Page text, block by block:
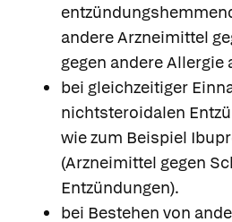
andere Arzneimittel
gegen andere
bei gleichzeitiger
nichtsteroidalen
wie zum Beispiel
(Arzneimittel gegen
Entzündungen).
bei Bestehen von